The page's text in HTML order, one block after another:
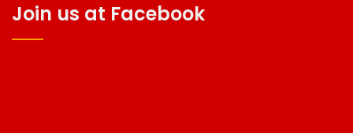
Join us at Facebook